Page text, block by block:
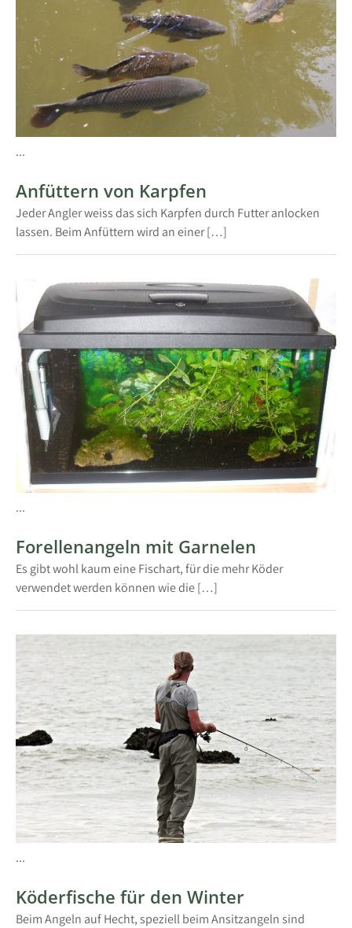
...
Anfüttern von Karpfen
Jeder Angler weiss das sich Karpfen durch Futter anlocken
lassen. Beim Anfüttern wird an einer […]
...
Forellenangeln mit Garnelen
Es gibt wohl kaum eine Fischart, für die mehr Köder
verwendet werden können wie die […]
...
Köderfische für den Winter
Beim Angeln auf Hecht, speziell beim Ansitzangeln sind